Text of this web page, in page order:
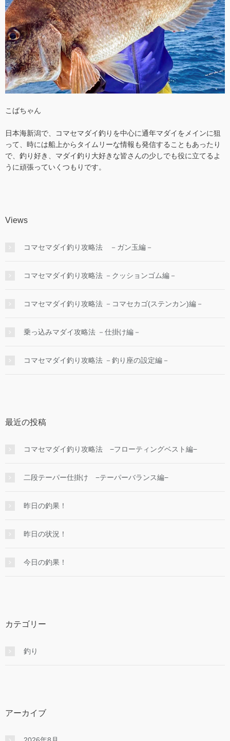
こばちゃん
日本海新潟で、コマセマダイ釣りを中心に通年マダイをメインに狙
って、時には船上からタイムリーな情報も発信することもあったり
で、釣り好き、マダイ釣り大好きな皆さんの少しでも役に立てるよ
うに頑張っていくつもりです。
Views
コマセマダイ釣り攻略法 －ガン玉編－
コマセマダイ釣り攻略法 －クッションゴム編－
コマセマダイ釣り攻略法 －コマセカゴ(ステンカン)編－
乗っ込みマダイ攻略法 －仕掛け編－
コマセマダイ釣り攻略法 －釣り座の設定編－
最近の投稿
コマセマダイ釣り攻略法 −フローティングベスト編−
二段テーパー仕掛け −テーパーバランス編−
昨日の釣果！
昨日の状況！
今日の釣果！
カテゴリー
釣り
アーカイブ